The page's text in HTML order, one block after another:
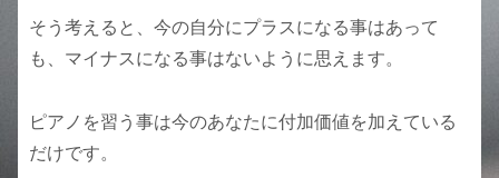
そう考えると、今の自分にプラスになる事はあって
も、マイナスになる事はないように思えます。
ピアノを習う事は今のあなたに付加価値を加えている
だけです。